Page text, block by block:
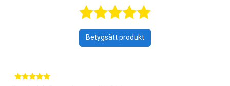
Betygsatt 5 av
Betygsätt produkt
Betygsatt 5 av 5 stjärnor